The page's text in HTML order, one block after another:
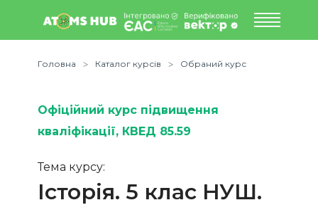
Головна Каталог курсів Обраний курс
Офіційний курс підвищення
кваліфікації, КВЕД 85.59
Тема курсу:
Історія. 5 клас НУШ.